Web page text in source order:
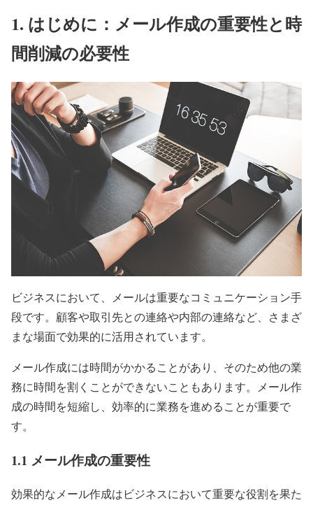
1. はじめに：メール作成の重要性と時
間削減の必要性
ビジネスにおいて、メールは重要なコミュニケーション手
段です。顧客や取引先との連絡や内部の連絡など、さまざ
まな場面で効果的に活用されています。
メール作成には時間がかかることがあり、そのため他の業
務に時間を割くことができないこともあります。メール作
成の時間を短縮し、効率的に業務を進めることが重要で
す。
1.1 メール作成の重要性
効果的なメール作成はビジネスにおいて重要な役割を果た